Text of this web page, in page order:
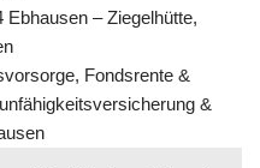
– Ziegelhütte,
Fondsrente &
&